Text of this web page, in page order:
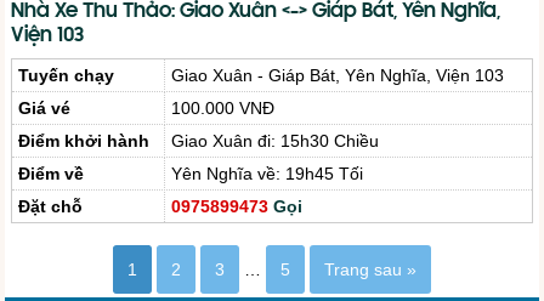
Nhà Xe Thu Thảo: Giao Xuân <-> Giáp Bát, Yên Nghĩa,
Viện 103
Tuyến chạy
Giao Xuân - Giáp Bát, Yên Nghĩa, Viện 103
Giá vé
100.000 VNĐ
Điểm khởi hành
Giao Xuân đi: 15h30 Chiều
Điểm về
Yên Nghĩa về: 19h45 Tối
Đặt chỗ
0975899473 Gọi
1 2 3 … 5 Trang sau »